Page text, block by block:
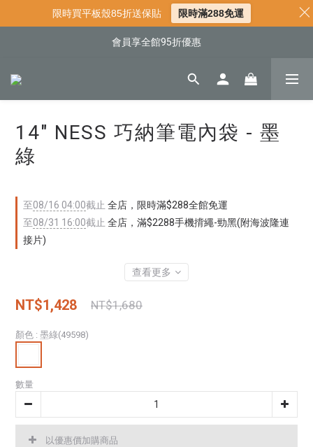
📍新客首購現折$50｜加入會員立即領取
14" NESS 巧納筆電內袋 - 墨
綠
至08/16 04:00截止 全店，限時滿$288全館免運
至08/31 16:00截止 全店，滿$2288手機揹繩-勁黑(附海波隆連
接片)
查看更多
NT$1,428 NT$1,680
顏色 : 墨綠(49598)
數量
以優惠價加購商品
限時買平板殼85折送保貼 限時滿288免運